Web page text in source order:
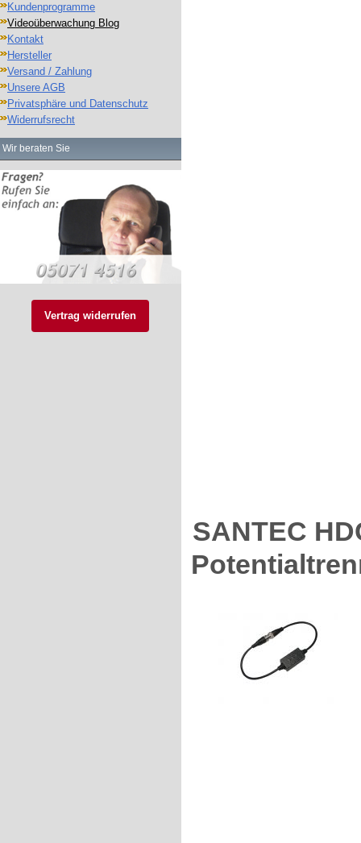
Kundenprogramme
Videoüberwachung Blog
Kontakt
Hersteller
Versand / Zahlung
Unsere AGB
Privatsphäre und Datenschutz
Widerrufsrecht
Wir beraten Sie
Vertrag widerrufen
SANTEC